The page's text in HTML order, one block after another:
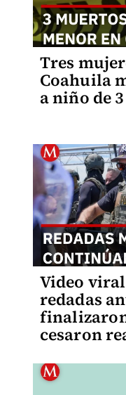
Tres
Coahuila
a niño de
Video
redadas
cesaron